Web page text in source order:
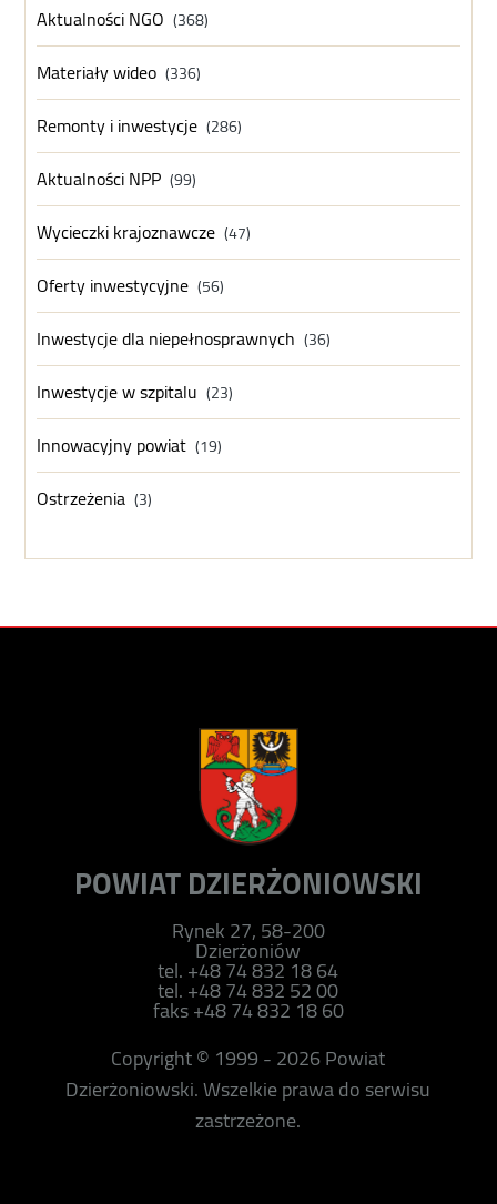
Aktualności NGO (368)
Materiały wideo (336)
Remonty i inwestycje (286)
Aktualności NPP (99)
Wycieczki krajoznawcze (47)
Oferty inwestycyjne (56)
Inwestycje dla niepełnosprawnych (36)
Inwestycje w szpitalu (23)
Innowacyjny powiat (19)
Ostrzeżenia (3)
POWIAT DZIERŻONIOWSKI
Rynek 27, 58-200
Dzierżoniów
tel. +48 74 832 18 64
tel. +48 74 832 52 00
faks +48 74 832 18 60
Copyright © 1999 - 2026 Powiat
Dzierżoniowski. Wszelkie prawa do serwisu
zastrzeżone.